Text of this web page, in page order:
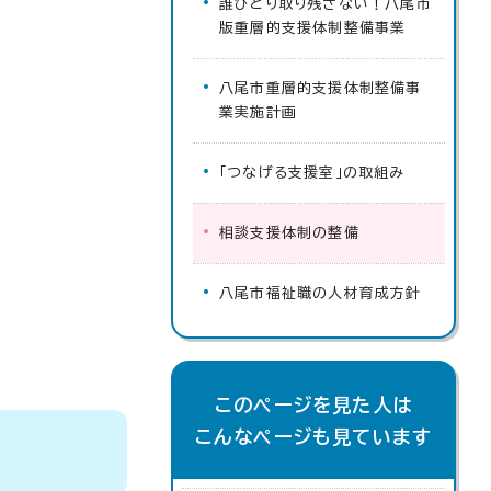
誰ひとり取り残さない！八尾市
版重層的支援体制整備事業
八尾市重層的支援体制整備事
業実施計画
「つなげる支援室」の取組み
相談支援体制の整備
八尾市福祉職の人材育成方針
このページを見た人は
こんなページも見ています